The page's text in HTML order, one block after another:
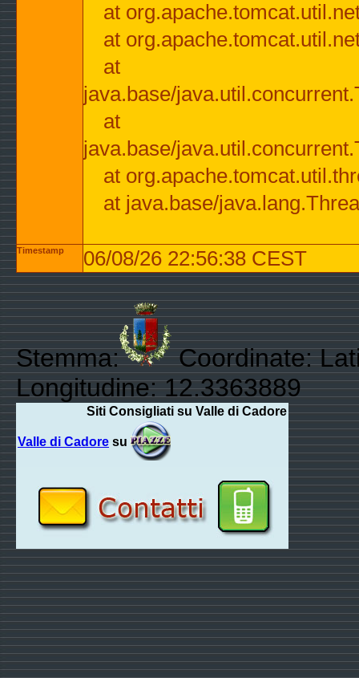
at
at
at
java.base/
at
java.base/
at
at java.base/
Timestamp 06/08/26 22:56:38 CEST
Stemma:
Coordinate:
Longitudine: 12.3363889
Siti Consigliati su Valle di Cadore
Valle di Cadore su